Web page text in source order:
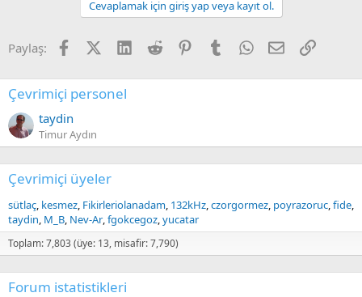
Cevaplamak için giriş yap veya kayıt ol.
Paylaş: FacebookX (Twitter)
LinkedIn
Reddit PinterestTumblrWhatsApp
E-postaLink
Çevrimiçi personel
taydin
Timur Aydın
Çevrimiçi üyeler
sütlaç kesmez Fikirleriolanadam 132kHz czorgormez poyrazoruc fide
taydin M_B Nev-Ar fgokcegoz yucatar
Toplam: 7,803 (üye: 13, misafir: 7,790)
Forum istatistikleri